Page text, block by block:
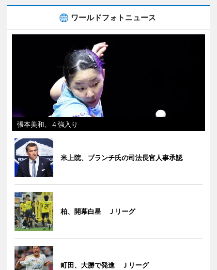
ワールドフォトニュース
張本美和、４強入り
米上院、ブランチ氏の司法長官人事承認
柏、開幕白星 Ｊリーグ
町田、大勝で発進 Ｊリーグ